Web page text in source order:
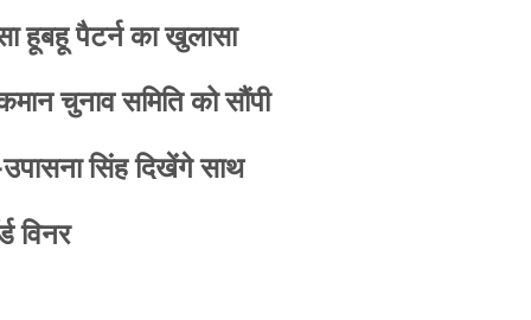
हूबहू पैटर्न का खुलासा
चुनाव समिति को सौंपी
उपासना सिंह दिखेंगे साथ
विनर